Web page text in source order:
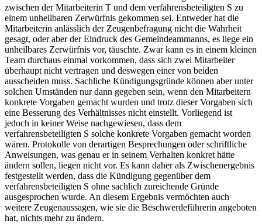
zwischen der Mitarbeiterin T und dem verfahrensbeteiligten S zu
einem unheilbaren Zerwürfnis gekommen sei. Entweder hat die
Mitarbeiterin anlässlich der Zeugenbefragung nicht die Wahrheit
gesagt, oder aber der Eindruck des Gemeindeammanns, es liege ein
unheilbares Zerwürfnis vor, täuschte. Zwar kann es in einem kleinen
Team durchaus einmal vorkommen, dass sich zwei Mitarbeiter
überhaupt nicht vertragen und deswegen einer von beiden
ausscheiden muss. Sachliche Kündigungsgründe können aber unter
solchen Umständen nur dann gegeben sein, wenn den Mitarbeitern
konkrete Vorgaben gemacht wurden und trotz dieser Vorgaben sich
eine Besserung des Verhältnisses nicht einstellt. Vorliegend ist
jedoch in keiner Weise nachgewiesen, dass dem
verfahrensbeteiligten S solche konkrete Vorgaben gemacht worden
wären. Protokolle von derartigen Besprechungen oder schriftliche
Anweisungen, was genau er in seinem Verhalten konkret hätte
ändern sollen, liegen nicht vor. Es kann daher als Zwischenergebnis
festgestellt werden, dass die Kündigung gegenüber dem
verfahrensbeteiligten S ohne sachlich zureichende Gründe
ausgesprochen wurde. An diesem Ergebnis vermöchten auch
weitere Zeugenaussagen, wie sie die Beschwerdeführerin angeboten
hat, nichts mehr zu ändern.